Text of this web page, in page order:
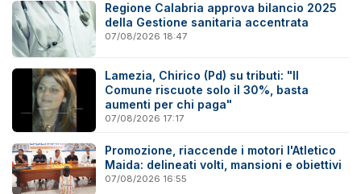
Regione Calabria approva bilancio 2025
della Gestione sanitaria accentrata
07/08/2026 18:47
Lamezia, Chirico (Pd) su tributi: "Il
Comune riscuote solo il 30%, basta
aumenti per chi paga"
07/08/2026 17:17
Promozione, riaccende i motori l'Atletico
Maida: delineati volti, mansioni e obiettivi
07/08/2026 16:55